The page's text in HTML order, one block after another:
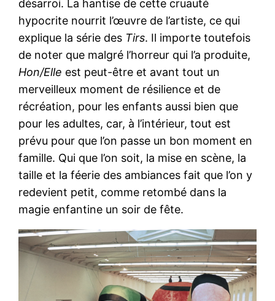
désarroi. La hantise de cette cruauté
hypocrite nourrit l’œuvre de l’artiste, ce qui
explique la série des Tirs. Il importe toutefois
de noter que malgré l’horreur qui l’a produite,
Hon/Elle est peut-être et avant tout un
merveilleux moment de résilience et de
récréation, pour les enfants aussi bien que
pour les adultes, car, à l’intérieur, tout est
prévu pour que l’on passe un bon moment en
famille. Qui que l’on soit, la mise en scène, la
taille et la féerie des ambiances fait que l’on y
redevient petit, comme retombé dans la
magie enfantine un soir de fête.